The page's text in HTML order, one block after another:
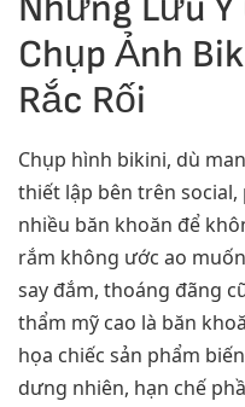
Chụp Ảnh
Rắc Rối
Chụp hình bikini, dù
thiết lập bên trên social,
nhiều băn khoăn để
rắm không ước ao
say đắm, thoáng đãng
thẩm mỹ cao là băn
họa chiếc sản phẩm
dưng nhiên, hạn chế